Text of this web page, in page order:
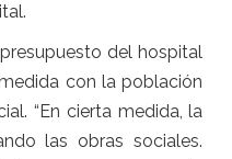
del hospital
con la población
“En cierta medida, la
las obras sociales.